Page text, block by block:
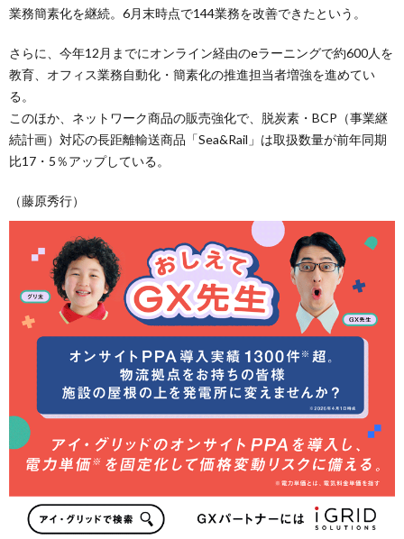
業務簡素化を継続。6月末時点で144業務を改善できたという。
さらに、今年12月までにオンライン経由のeラーニングで約600人を
教育、オフィス業務自動化・簡素化の推進担当者増強を進めてい
る。
このほか、ネットワーク商品の販売強化で、脱炭素・BCP（事業継
続計画）対応の長距離輸送商品「Sea&Rail」は取扱数量が前年同期
比17・5％アップしている。
（藤原秀行）